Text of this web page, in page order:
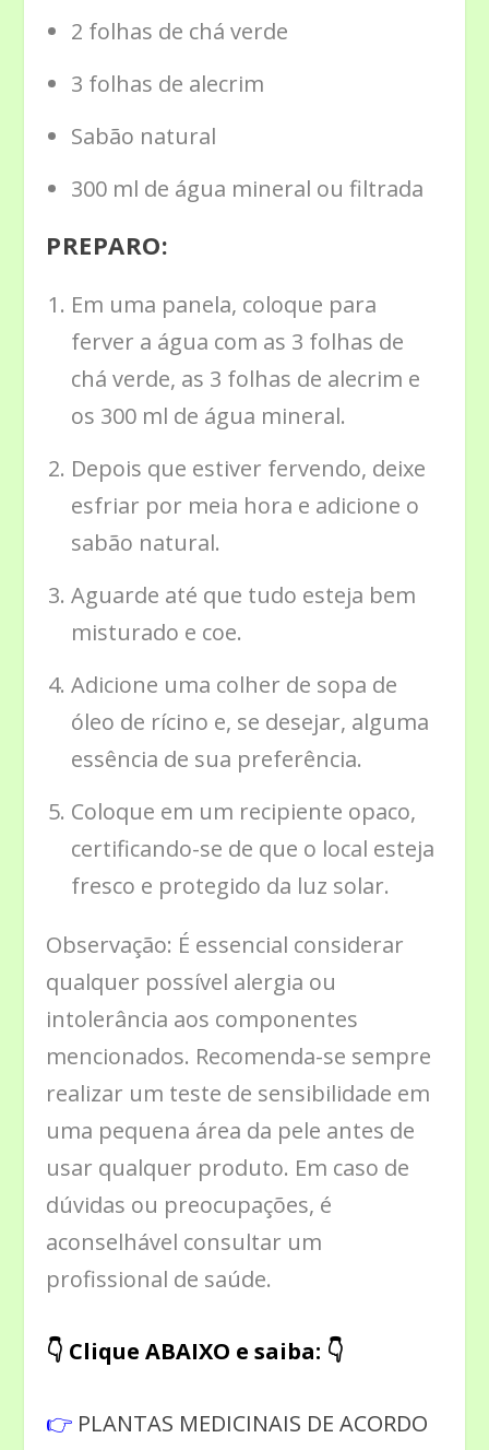
2 folhas de chá verde
3 folhas de alecrim
Sabão natural
300 ml de água mineral ou filtrada
PREPARO:
Em uma panela, coloque para
ferver a água com as 3 folhas de
chá verde, as 3 folhas de alecrim e
os 300 ml de água mineral.
Depois que estiver fervendo, deixe
esfriar por meia hora e adicione o
sabão natural.
Aguarde até que tudo esteja bem
misturado e coe.
Adicione uma colher de sopa de
óleo de rícino e, se desejar, alguma
essência de sua preferência.
Coloque em um recipiente opaco,
certificando-se de que o local esteja
fresco e protegido da luz solar.
Observação: É essencial considerar
qualquer possível alergia ou
intolerância aos componentes
mencionados. Recomenda-se sempre
realizar um teste de sensibilidade em
uma pequena área da pele antes de
usar qualquer produto. Em caso de
dúvidas ou preocupações, é
aconselhável consultar um
profissional de saúde.
👇 Clique ABAIXO e saiba: 👇
👉 PLANTAS MEDICINAIS DE ACORDO